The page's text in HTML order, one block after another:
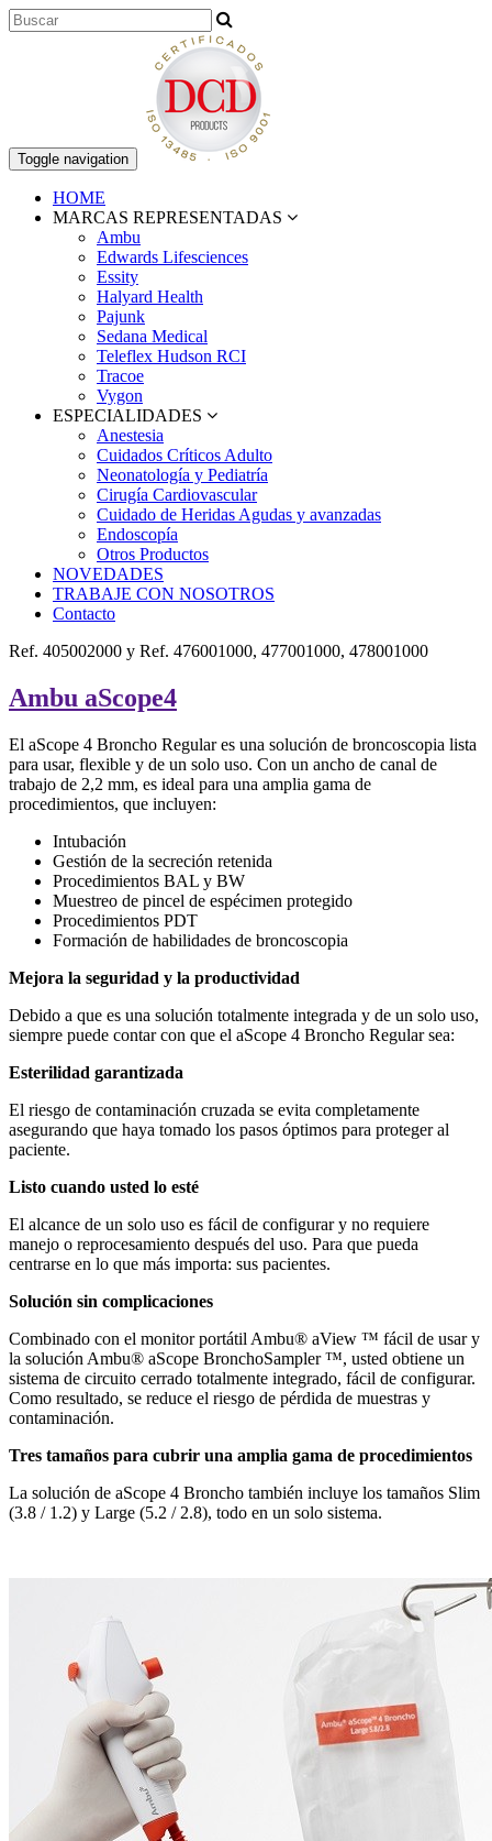
Toggle navigation
HOME
MARCAS REPRESENTADAS
Ambu
Edwards Lifesciences
Essity
Halyard Health
Pajunk
Sedana Medical
Teleflex Hudson RCI
Tracoe
Vygon
ESPECIALIDADES
Anestesia
Cuidados Críticos Adulto
Neonatología y Pediatría
Cirugía Cardiovascular
Cuidado de Heridas Agudas y avanzadas
Endoscopía
Otros Productos
NOVEDADES
TRABAJE CON NOSOTROS
Contacto
Ref. 405002000 y Ref. 476001000, 477001000, 478001000
Ambu aScope4
El aScope 4 Broncho Regular es una solución de broncoscopia lista
para usar, flexible y de un solo uso. Con un ancho de canal de
trabajo de 2,2 mm, es ideal para una amplia gama de
procedimientos, que incluyen:
Intubación
Gestión de la secreción retenida
Procedimientos BAL y BW
Muestreo de pincel de espécimen protegido
Procedimientos PDT
Formación de habilidades de broncoscopia
​​Mejora la seguridad y la productividad
Debido a que es una solución totalmente integrada y de un solo uso,
siempre puede contar con que el aScope 4 Broncho Regular sea:
Esterilidad garantizada
El riesgo de contaminación cruzada se evita completamente
asegurando que haya tomado los pasos óptimos para proteger al
paciente.
Listo cuando usted lo esté
El alcance de un solo uso es fácil de configurar y no requiere
manejo o reprocesamiento después del uso. Para que pueda
centrarse en lo que más importa: sus pacientes.
Solución sin complicaciones
Combinado con el monitor portátil Ambu® aView ™ fácil de usar y
la solución Ambu® aScope BronchoSampler™, usted obtiene un
sistema de circuito cerrado totalmente integrado, fácil de configurar.
Como resultado, se reduce el riesgo de pérdida de muestras y
contaminación.
Tres tamaños para cubrir una amplia gama de procedimientos
La solución de aScope 4 Broncho también incluye los tamaños Slim
(3.8 / 1.2) y Large (5.2 / 2.8), todo en un solo sistema.